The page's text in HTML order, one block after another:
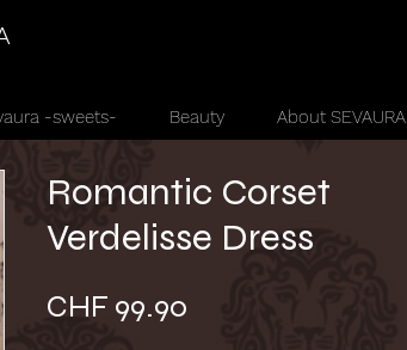
-sweets- Beauty About SEVAURA
Romantic Corset
Verdelisse Dress
CHF 99.90